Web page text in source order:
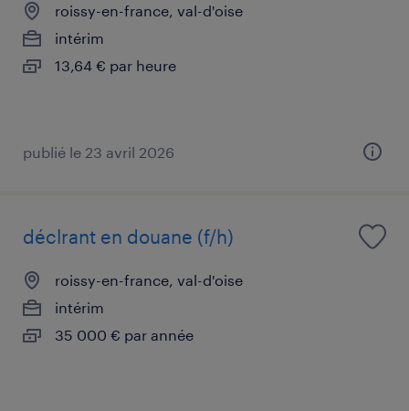
roissy-en-france, val-d'oise
intérim
13,64 € par heure
publié le 23 avril 2026
déclrant en douane (f/h)
roissy-en-france, val-d'oise
intérim
35 000 € par année